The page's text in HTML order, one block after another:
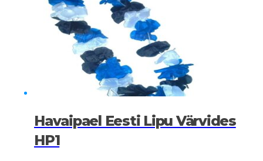
Havaipael Eesti Lipu Värvides
HP1